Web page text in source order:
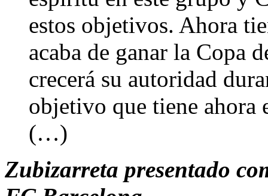
estos objetivos. Ahora
acaba de ganar la Copa
crecerá su autoridad
objetivo que tiene ahora
(…)
Zubizarreta presentado